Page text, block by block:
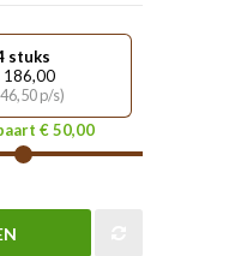
stuks
186,00
p/s)
€ 50,00